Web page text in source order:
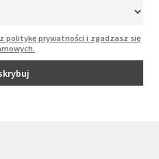
politykę prywatności i zgadzasz się